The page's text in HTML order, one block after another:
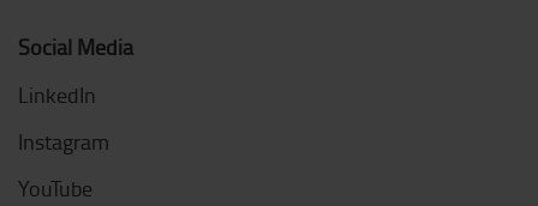
Social Media
LinkedIn
Instagram
YouTube